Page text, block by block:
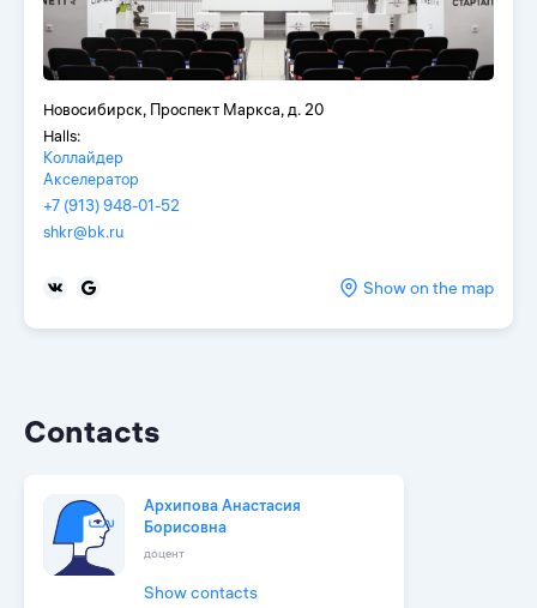
Новосибирск, Проспект Маркса, д. 20
Halls:
Коллайдер
Акселератор
+7 (913) 948-01-52
shkr@bk.ru
Show on the map
Contacts
Архипова Анастасия
Борисовна
доцент
Show contacts